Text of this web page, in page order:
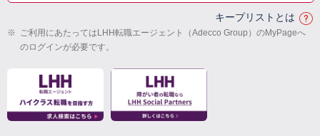
キープリストとは
※ ご利用にあたってはLHH転職エージェント（Adecco Group）のMyPageへ
のログインが必要です。